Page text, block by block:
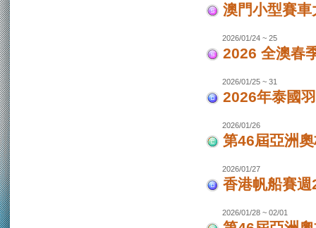
澳門小型賽
2026/01/24 ~ 25
2026 全澳春
2026/01/25 ~ 31
2026年泰國
2026/01/26
第46屆亞洲
2026/01/27
香港帆船賽
2026/01/28 ~ 02/01